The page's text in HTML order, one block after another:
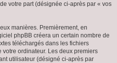
votre part (désignée ci-après par « vos
manières. Premièrement, en
phpBB créera un certain nombre de
téléchargés dans les fichiers
ordinateur. Les deux premiers
utilisateur (désigné ci-après par